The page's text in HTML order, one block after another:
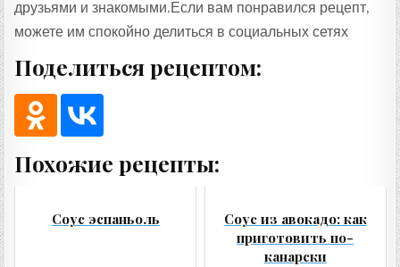
друзьями и знакомыми.Если вам понравился рецепт,
можете им спокойно делиться в социальных сетях
Поделиться рецептом:
Похожие рецепты:
Соус эспаньоль
Соус из авокадо: как
приготовить по-
канарски